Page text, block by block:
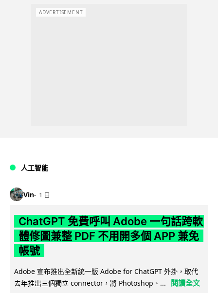
ADVERTISEMENT
人工智能
Vin 1 日
ChatGPT 免費呼叫 Adobe 一句話跨軟
體修圖兼整 PDF 不用開多個 APP 兼免
帳號
Adobe 宣布推出全新統一版 Adobe for ChatGPT 外掛，取代
去年推出三個獨立 connector，將 Photoshop、...
閱讀全文